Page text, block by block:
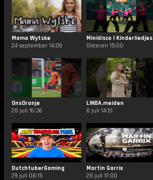
Mama Wytske
24 september 14:09
Minidisco | Kinderliedjes
Gisteren 15:00
OnsOranje
28 juli 16:36
LINDA.meiden
8 juli 14:51
DutchtuberGaming
29 juli 08:15
Martin Garrix
28 juli 17:00